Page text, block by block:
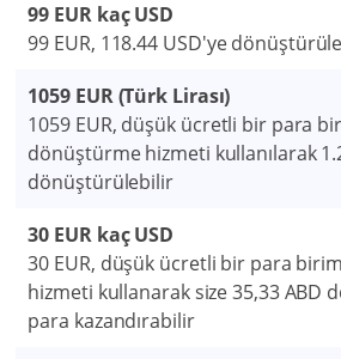
99 EUR kaç USD
99 EUR, 118.44 USD'ye
1059 EUR (Türk Lirası)
1059 EUR, düşük ücretli bir para
dönüştürme hizmeti kullanılarak
dönüştürülebilir
30 EUR kaç USD
30 EUR, düşük ücretli bir para
hizmeti kullanarak size 35,33 ABD
para kazandırabilir